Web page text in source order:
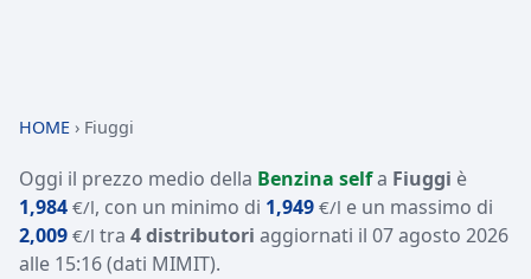
HOME › Fiuggi
Oggi il prezzo medio della Benzina selfa Fiuggi è
1,984 €/l, con un minimo di 1,949 €/l e un massimo di
2,009 €/l tra 4 distributori aggiornati il 07 agosto 2026
alle 15:16(dati MIMIT).